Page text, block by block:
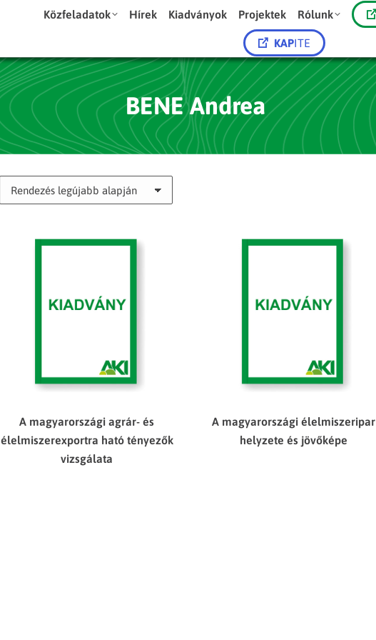
Közfeladatok Hírek Kiadványok Projektek Rólunk
KAPITE
BENE Andrea
A magyarországi agrár- és
élelmiszerexportra ható tényezők
vizsgálata
A magyarországi élelmiszeripar
helyzete és jövőképe